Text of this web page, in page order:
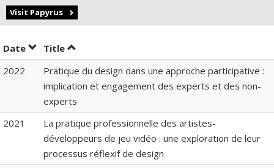
Visit Papyrus
Date Sort by date in descending order
Title Sort by title in descending order
2022
Pratique du design dans une approche participative :
implication et engagement des experts et des non-
experts
2021
La pratique professionnelle des artistes-
développeurs de jeu vidéo : une exploration de leur
processus réflexif de design